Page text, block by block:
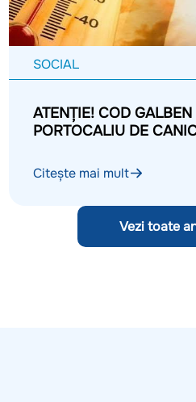
SOCIAL
ATENȚIE! COD
PORTOCALIU DE
Citește mai mult
Vezi toate